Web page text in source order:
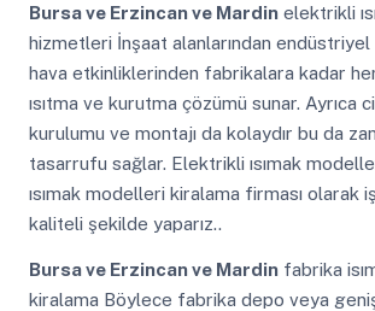
Bursa ve Erzincan ve Mardinelektrikli
hizmetleri İnşaat alanlarından endüstriyel
hava etkinliklerinden fabrikalara kadar
ısıtma ve kurutma çözümü sunar. Ayrıca
kurulumu ve montajı da kolaydır bu da
tasarrufu sağlar. Elektrikli ısımak
ısımak modelleri kiralama firması olarak
kaliteli şekilde yaparız..
Bursa ve Erzincan ve Mardinfabrika
kiralama Böylece fabrika depo veya